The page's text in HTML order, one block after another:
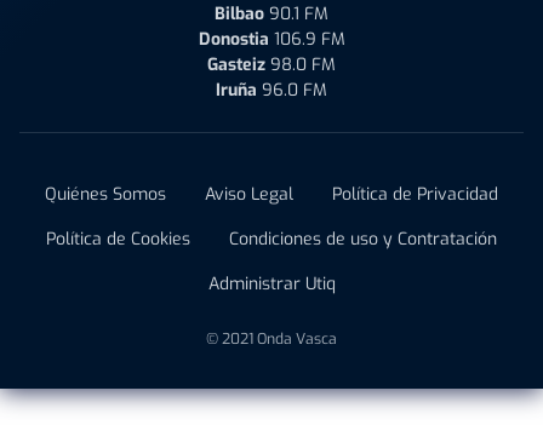
Bilbao 90.1 FM
Donostia 106.9 FM
Gasteiz 98.0 FM
Iruña 96.0 FM
Quiénes Somos Aviso Legal
Política de Privacidad
Política de Cookies
Condiciones de uso y Contratación
Administrar Utiq
© 2021 Onda Vasca